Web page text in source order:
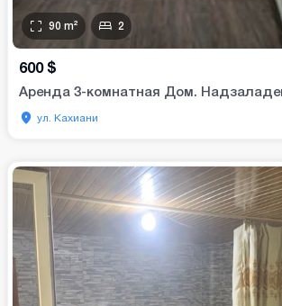
90 m² 2
600 $
Аренда 3-комнатная Дом.
ул. Кахиани